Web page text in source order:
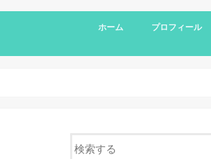
ホーム プロフィール